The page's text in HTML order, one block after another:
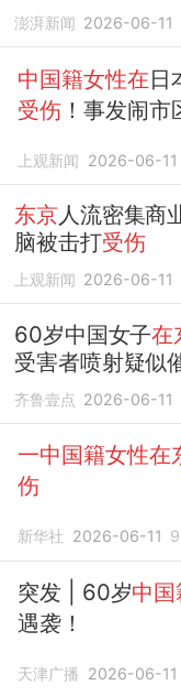
澎湃新闻 2026-06-11
中国籍女性在日
受伤 ！事发闹市
上观新闻 2026-06-11
东京人流密集商
脑被击打受伤
上观新闻 2026-06-11
60岁中国女子在
受害者喷射疑似
齐鲁壹点 2026-06-11
一中国籍女性在
伤
新华社 2026-06-11
突发 | 60岁中
遇袭！
天津广播 2026-06-11